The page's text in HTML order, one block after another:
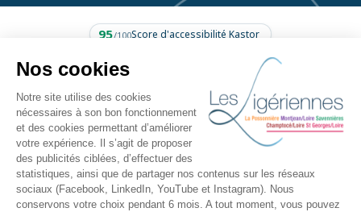
95/100Score d'accessibilité Kastor
L'établissement
Nos résidences
Séjourner aux Ligériennes
Professionnels